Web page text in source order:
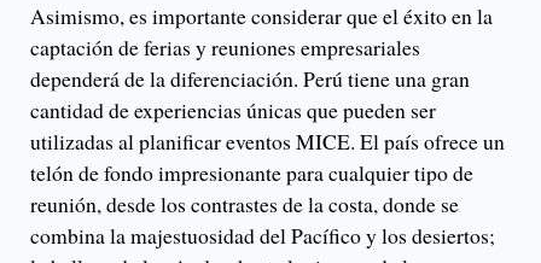
Asimismo, es importante considerar que el éxito en la
captación de ferias y reuniones empresariales
dependerá de la diferenciación. Perú tiene una gran
cantidad de experiencias únicas que pueden ser
utilizadas al planificar eventos MICE. El país ofrece un
telón de fondo impresionante para cualquier tipo de
reunión, desde los contrastes de la costa, donde se
combina la majestuosidad del Pacífico y los desiertos;